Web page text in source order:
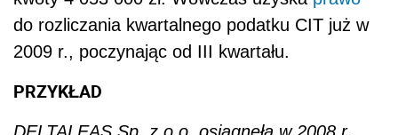
do rozliczania kwartalnego podatku CIT już w
2009 r., poczynając od III kwartału.
PRZYKŁAD